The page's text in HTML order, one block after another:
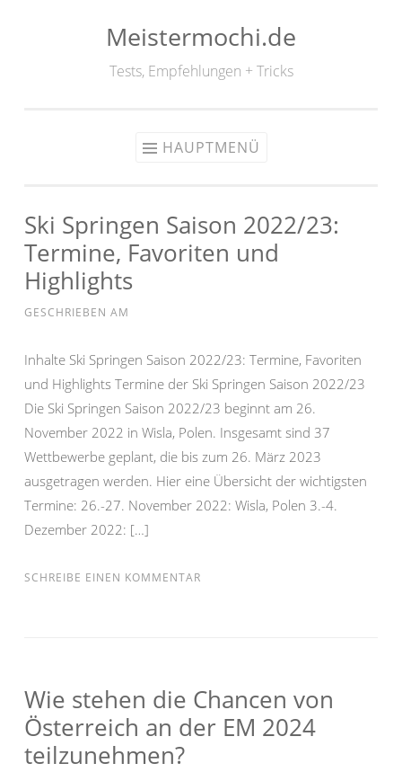
Meistermochi.de
Tests, Empfehlungen + Tricks
HAUPTMENÜ
Ski Springen Saison 2022/23:
Termine, Favoriten und
Highlights
GESCHRIEBEN AM
Inhalte Ski Springen Saison 2022/23: Termine, Favoriten
und Highlights Termine der Ski Springen Saison 2022/23
Die Ski Springen Saison 2022/23 beginnt am 26.
November 2022 in Wisla, Polen. Insgesamt sind 37
Wettbewerbe geplant, die bis zum 26. März 2023
ausgetragen werden. Hier eine Übersicht der wichtigsten
Termine: 26.-27. November 2022: Wisla, Polen 3.-4.
Dezember 2022: […]
SCHREIBE EINEN KOMMENTAR
Wie stehen die Chancen von
Österreich an der EM 2024
teilzunehmen?